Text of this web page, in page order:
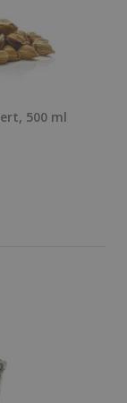
500 ml